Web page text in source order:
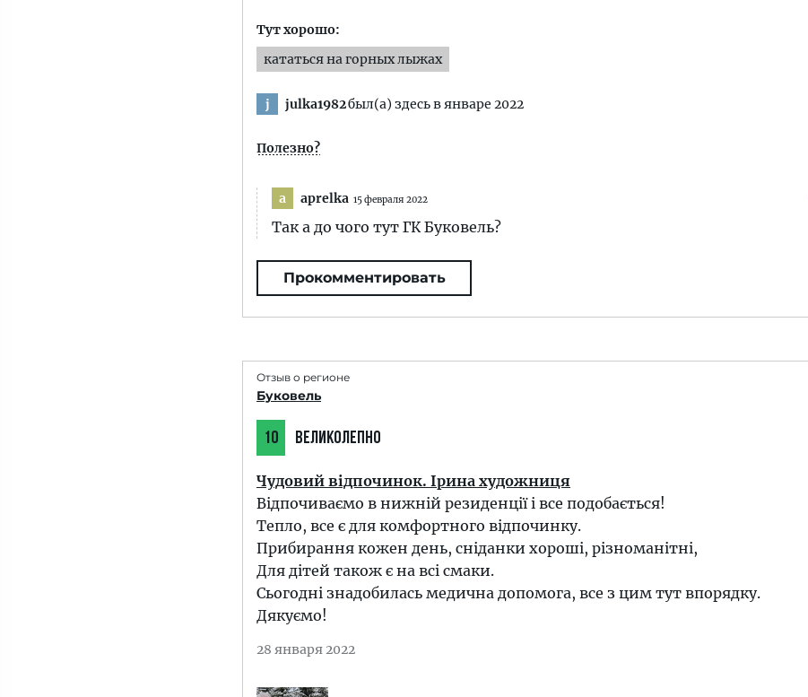
Тут хорошо:
кататься на горных лыжах
j julka1982был(а) здесь в январе 2022
Полезно?
a aprelka 15 февраля 2022
Так а до чого тут ГК Буковель?
Прокомментировать
Отзыв о регионе
Буковель
10 ВЕЛИКОЛЕПНО
Чудовий відпочинок. Ірина художниця
Відпочиваємо в нижній резиденції і все подобається!
Тепло, все є для комфортного відпочинку.
Прибирання кожен день, сніданки хороші, різноманітні,
Для дітей також є на всі смаки.
Сьогодні знадобилась медична допомога, все з цим тут впорядку.
Дякуємо!
28 января 2022